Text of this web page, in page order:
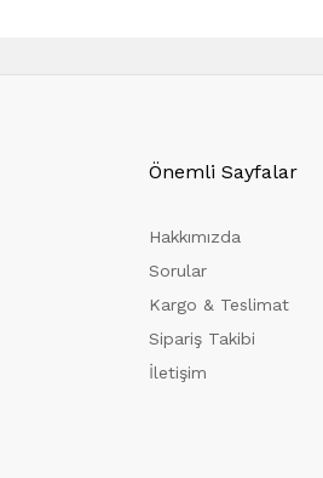
Önemli Sayfalar
Hakkımızda
Sorular
Kargo & Teslimat
Sipariş Takibi
İletişim